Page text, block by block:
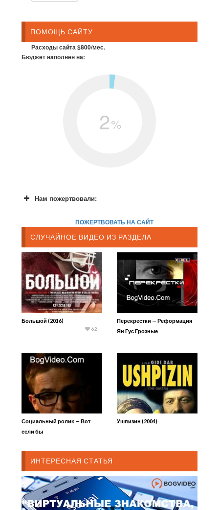
ПОМОЩЬ САЙТУ
Расходы сайта $800/мес.
Бюджет наполнен на:
2%
Нам пожертвовали:
ПОЖЕРТВОВАТЬ НА САЙТ
СЛУЧАЙНОЕ ВИДЕО ИЗ РАЗДЕЛА
Большой (2016)
62
Перекрестки — Реформация
Ян Гус Грозные
Социальный ролик — Вот
если бы
Ушпизин (2004)
ИНТЕРЕСНАЯ СТАТЬЯ